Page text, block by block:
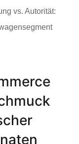
vs. Autorität: